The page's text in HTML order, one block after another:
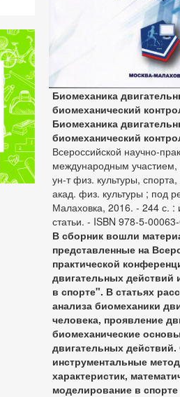
Биомеханика
биомеханический
Биомеханика
биомеханический
Всероссийской научно-
международным участием,
ун-т физ. культуры,
акад. физ. культуры ; под
Малаховка, 2016. - 244 с. :
статьи. - ISBN 978-5-
В сборник вошли
представленные на
практической
двигательных действий
в спорте". В статьях
анализа биомеханики
человека, проявление
биомеханические
двигательных
инструментальные
характеристик,
моделирование в спорте